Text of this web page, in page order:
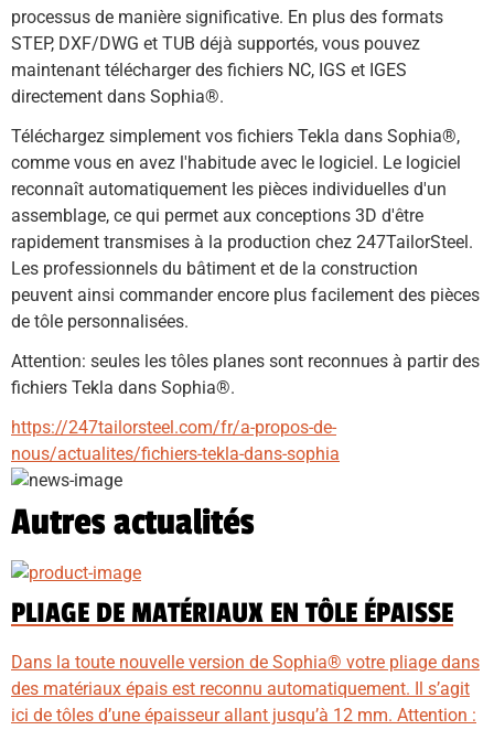
processus de manière significative. En plus des formats
STEP, DXF/DWG et TUB déjà supportés, vous pouvez
maintenant télécharger des fichiers NC, IGS et IGES
directement dans Sophia®.
Téléchargez simplement vos fichiers Tekla dans Sophia®,
comme vous en avez l'habitude avec le logiciel. Le logiciel
reconnaît automatiquement les pièces individuelles d'un
assemblage, ce qui permet aux conceptions 3D d'être
rapidement transmises à la production chez 247TailorSteel.
Les professionnels du bâtiment et de la construction
peuvent ainsi commander encore plus facilement des pièces
de tôle personnalisées.
Attention: seules les tôles planes sont reconnues à partir des
fichiers Tekla dans Sophia®.
https://247tailorsteel.com/fr/a-propos-de-
nous/actualites/fichiers-tekla-dans-sophia
Autres actualités
PLIAGE DE MATÉRIAUX EN TÔLE ÉPAISSE
Dans la toute nouvelle version de Sophia® votre pliage dans
des matériaux épais est reconnu automatiquement. Il s’agit
ici de tôles d’une épaisseur allant jusqu’à 12 mm. Attention :